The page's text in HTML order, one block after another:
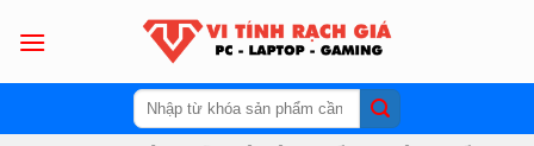
Tìm
kiếm: